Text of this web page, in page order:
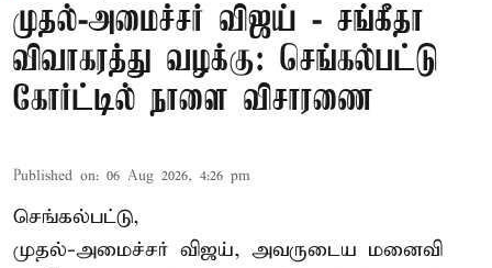
முதல்-அமைச்சர் விஜய் - சங்கீதா
விவாகரத்து வழக்கு: செங்கல்பட்டு
கோர்ட்டில் நாளை விசாரணை
Published on: 06 Aug 2026, 4:26 pm
செங்கல்பட்டு,
முதல்-அமைச்சர் விஜய், அவருடைய மனைவி